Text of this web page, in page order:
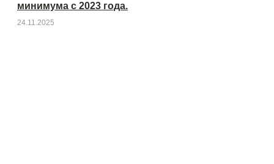
минимума с 2023 года.
24.11.2025